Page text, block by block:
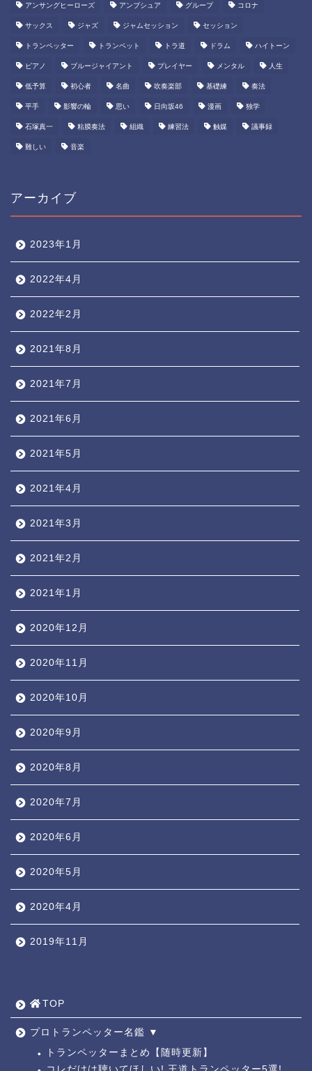
アンサングヒーローズ アンブシュア グループ コロナ
サックス ジャズ ジャムセッション セッション
トランペッター トランペット トラ道 ドラム ハイトーン
ピアノ ブルージャイアント プレイヤー メンタル 人生
低予算 初心者 名曲 吹奏楽部 基礎練 奏法
平手 影響の輪 思い 日向坂46 漫画 独学
石塚真一 粘膜奏法 組織 練習法 触媒 議事録
難しい 音楽
アーカイブ
2023年1月
2022年4月
2022年2月
2021年8月
2021年7月
2021年6月
2021年5月
2021年4月
2021年3月
2021年2月
2021年1月
2020年12月
2020年11月
2020年10月
2020年9月
2020年8月
2020年7月
2020年6月
2020年5月
2020年4月
2019年11月
TOP
プロトランペッター名鑑 ▼
トランペッターまとめ【随時更新】